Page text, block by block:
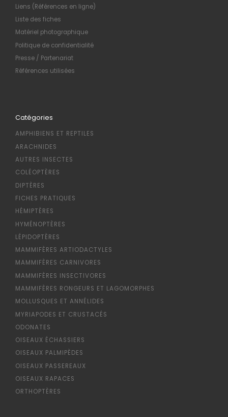
Liens (Références en ligne)
Liste des fiches
Matériel photographique
Politique de confidentialité
Presse / Partenariat
Références utilisées
Catégories
AMPHIBIENS ET REPTILES
ARACHNIDES
AUTRES INSECTES
COLÉOPTÈRES
DIPTÈRES
FICHES PRATIQUES
HÉMIPTÈRES
HYMÉNOPTÈRES
LÉPIDOPTÈRES
MAMMIFÈRES ARTIODACTYLES
MAMMIFÈRES CARNIVORES
MAMMIFÈRES INSECTIVORES
MAMMIFÈRES RONGEURS ET LAGOMORPHES
MOLLUSQUES ET ANNÉLIDES
MYRIAPODES ET CRUSTACÉS
ODONATES
OISEAUX ÉCHASSIERS
OISEAUX PALMIPÈDES
OISEAUX PASSEREAUX
OISEAUX RAPACES
ORTHOPTÈRES